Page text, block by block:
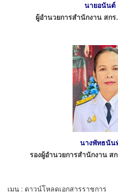
นายอนัน
ผู้อำนวยการสำนักงาน สก
นางพัทธนั
รองผู้อำนวยการสำนักงาน
เมนู : ดาวน์โหลดเอกสารราชการ